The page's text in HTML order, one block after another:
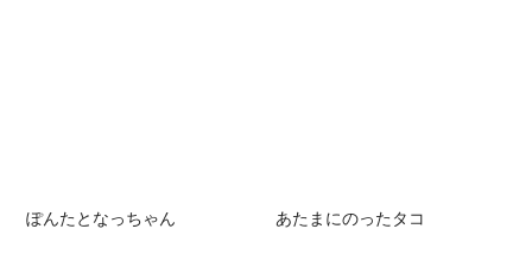
ぽんたとなっちゃん あたまにのったタコ